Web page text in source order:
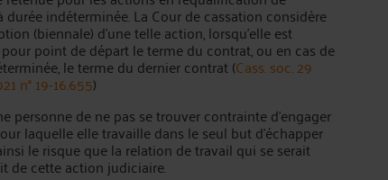
indéterminée. La Cour de cassation considère
(biennale) d’une telle action, lorsqu'elle est
point de départ le terme du contrat, ou en cas de
le terme du dernier contrat (Cass. soc. 29
n° 19-16.655)
personne de ne pas se trouver contrainte d'engager
laquelle elle travaille dans le seul but d'échapper
le risque que la relation de travail qui se serait
de cette action judiciaire.